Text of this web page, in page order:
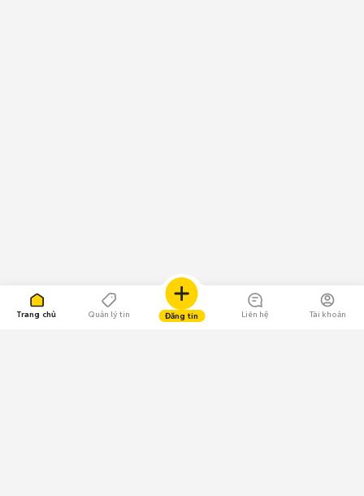
Trang chủ Quản lý tin Đăng tin Liên hệ Tài khoản